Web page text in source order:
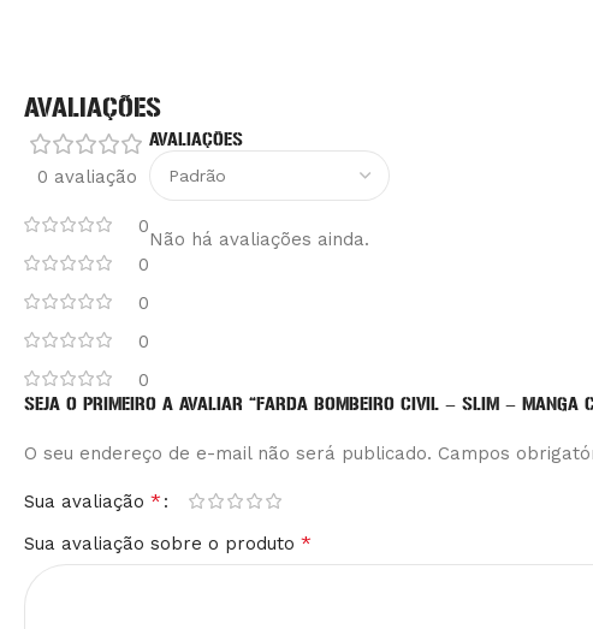
AVALIAÇÕES
0 avaliação
0
0
0
0
0
AVALIAÇÕES
Não há avaliações ainda.
SEJA O PRIMEIRO A AVALIAR “FARDA BOMBEIRO CIVIL – SLIM – MANGA
O seu endereço de e-mail não será publicado. Campos
Sua avaliação *
Sua avaliação sobre o produto *
Alternative: